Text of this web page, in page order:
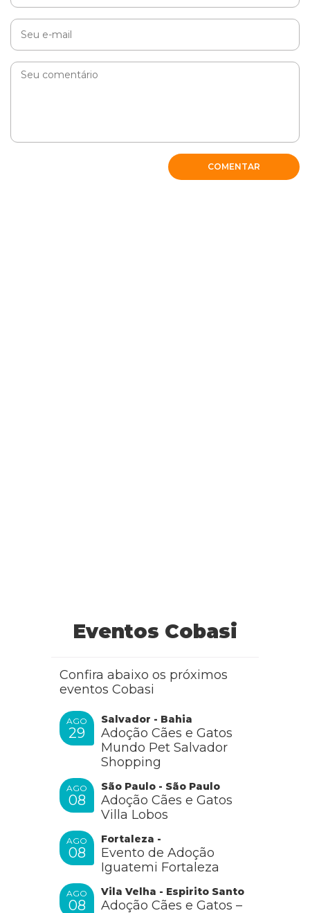
COMENTAR
Eventos Cobasi
Confira abaixo os próximos
eventos Cobasi
AGO
29
Salvador - Bahia
Adoção Cães e Gatos
Mundo Pet Salvador
Shopping
AGO
08
São Paulo - São Paulo
Adoção Cães e Gatos
Villa Lobos
AGO
08
Fortaleza -
Evento de Adoção
Iguatemi Fortaleza
AGO
08
Vila Velha - Espirito Santo
Adoção Cães e Gatos –